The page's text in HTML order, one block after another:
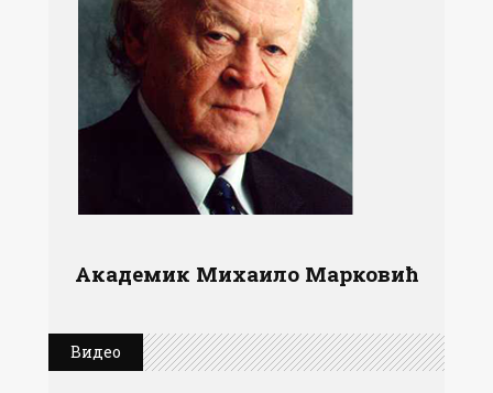
Академик Михаило Марковић
Видео